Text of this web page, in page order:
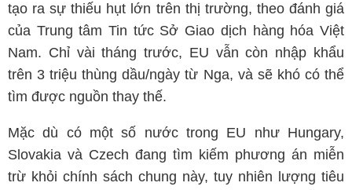
tạo ra sự thiếu hụt lớn trên thị trường, theo đánh giá
của Trung tâm Tin tức Sở Giao dịch hàng hóa Việt
Nam. Chỉ vài tháng trước, EU vẫn còn nhập khẩu
trên 3 triệu thùng dầu/ngày từ Nga, và sẽ khó có thể
tìm được nguồn thay thế.
Mặc dù có một số nước trong EU như Hungary,
Slovakia và Czech đang tìm kiếm phương án miễn
trừ khỏi chính sách chung này, tuy nhiên lượng tiêu